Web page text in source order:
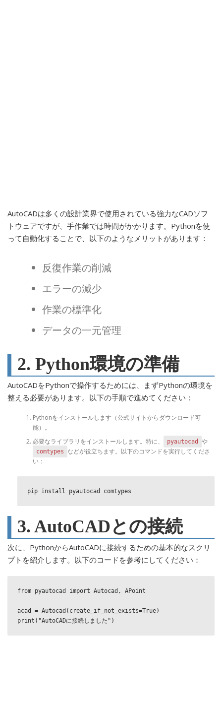
AutoCADは多くの設計業界で使用されている強力なCADソフ
トウェアですが、手作業では時間がかかります。Pythonを使
って自動化することで、以下のようなメリットがあります：
反復作業の削減
エラーの減少
作業の標準化
データの一元管理
2. Python環境の準備
AutoCADをPythonで操作するためには、まずPythonの環境を
整える必要があります。以下の手順で進めてください：
Pythonをインストールします（公式サイトからダウンロード可
能）。
必要なライブラリをインストールします。特に、
pyautocad や
comtypes
などが役立ちます。以下のコマンドを実行してくださ
い：
pip install pyautocad comtypes
3. AutoCADとの接続
次に、PythonからAutoCADに接続するための基本的なスクリ
プトを紹介します。以下のコードを参考にしてください：
from pyautocad import Autocad, APoint
acad = Autocad(create_if_not_exists=True)